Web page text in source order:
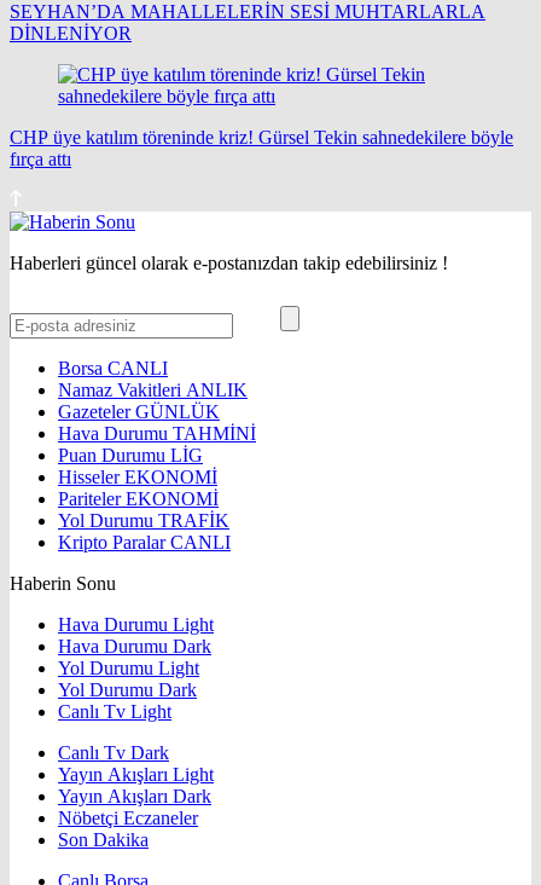
SEYHAN’DA MAHALLELERİN SESİ MUHTARLARLA
DİNLENİYOR
CHP üye katılım töreninde kriz! Gürsel Tekin sahnedekilere böyle
fırça attı
Haberleri güncel olarak e-postanızdan takip edebilirsiniz !
Borsa CANLI
Namaz Vakitleri ANLIK
GazetelerGÜNLÜK
Hava Durumu TAHMİNİ
Puan Durumu LİG
HisselerEKONOMİ
ParitelerEKONOMİ
Yol Durumu TRAFİK
Kripto ParalarCANLI
Haberin Sonu
Hava Durumu Light
Hava Durumu Dark
Yol Durumu Light
Yol Durumu Dark
Canlı Tv Light
Canlı Tv Dark
Yayın Akışları Light
Yayın Akışları Dark
Nöbetçi Eczaneler
Son Dakika
Canlı Borsa